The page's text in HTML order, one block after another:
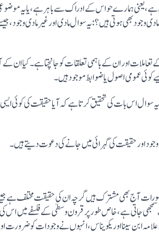
ہے، یعنی ہمارے حواس کے ادراک سے باہر ہے، یا یہ
بھی ہوتی ہیں؟: یہ سوال مادی اورغیر مادی وجود، جیسے
اور ان کے باہمی تعلقات کو جانچتا ہے۔کیا ان
عمومی اصول یا ضوابط موجود ہیں۔
اس بات کی تحقیق کرتا ہے کہ آیا حقیقت کی کوئی
وجود اورحقیقت کی گہرائی میں جانے کی دعوت دیتے ہیں۔
آج بھی مشترک ہیں گرچہ ان کی حقیقت مختلف ہے
تحت سمجھی جاتی ہے، خاص طورپر قرون وسطیٰ کے فلسفے میں
ابن سینا اوریکویناس، انہوں نے وجودات کو ضرورت